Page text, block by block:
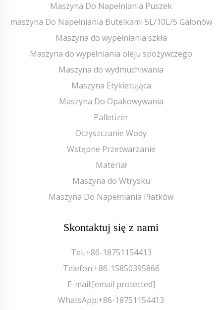
Maszyna Do Napełniania Puszek
maszyna Do Napełniania Butelkami 5L/10L/5 Galonów
Maszyna do wypełniania szkła
Maszyna do wypełniania oleju spożywczego
Maszyna do wydmuchiwania
Maszyna Etykietująca
Maszyna Do Opakowywania
Palletizer
Oczyszczanie Wody
Wstępne Przetwarzanie
Materiał
Maszyna do Wtrysku
Maszyna Do Napełniania Płatków
Skontaktuj się z nami
Tel.:+86-18751154413
Telefon:+86-15850395866
E-mail:[email protected]
WhatsApp:+86-18751154413